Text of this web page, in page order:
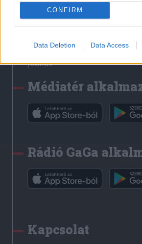
CONFIRM
Data Deletion Data Access
Erdélyi Napló
Főtér
Rádió GaGa
Jóállás
Médiatér
Rádió GaGa
Kapcsolat